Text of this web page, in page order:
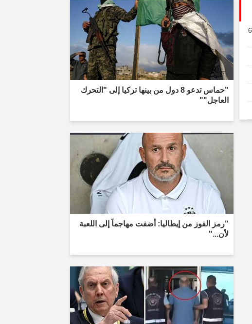
6
"حماس تدعو 8 دول من بينها تركيا إلى "التحرك
العاجل""
"رمز الفوز من إيطاليا: أضفت مهاجماً إلى اللعبة
لأن..."